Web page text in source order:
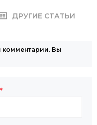
ДРУГИЕ СТАТЬИ
комментарии. Вы
*